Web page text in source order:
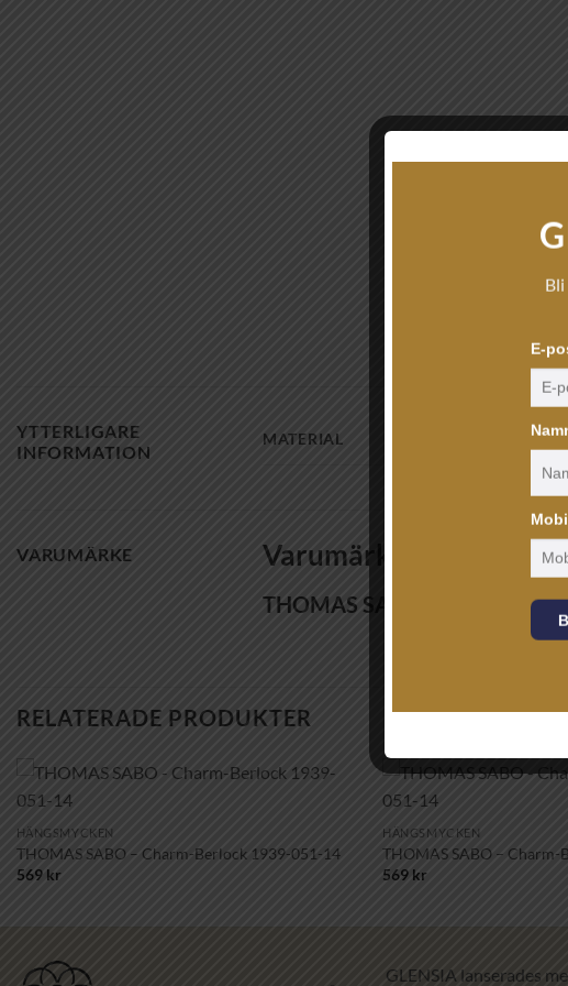
YTTERLIGARE
INFORMATION
MATERIAL
VARUMÄRKE Varumärke
THOMAS SABO
RELATERADE PRODUKTER
+
HÄNGSMYCKEN
THOMAS SABO – Charm-Berlock 1939-051-14
569 kr
HÄNGSMYCKEN
THOMAS SABO –
569 kr
GLENSIA lanserades
E-